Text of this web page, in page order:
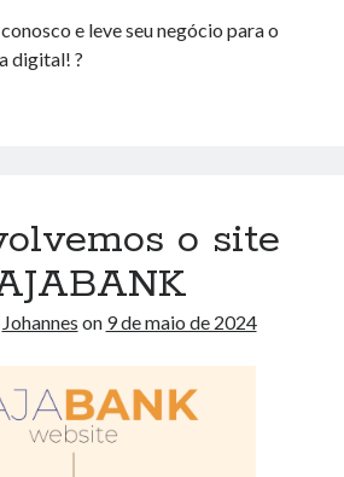
e leve seu negócio para o
digital! ?
o site
Johannes on 9 de maio de 2024